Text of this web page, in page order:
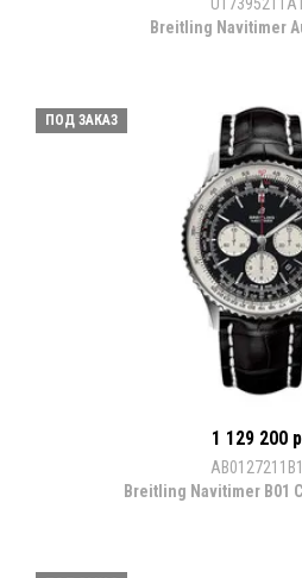
Breitling Navitimer
ПОД ЗАКАЗ
1 129 200
Breitling Navitimer B01